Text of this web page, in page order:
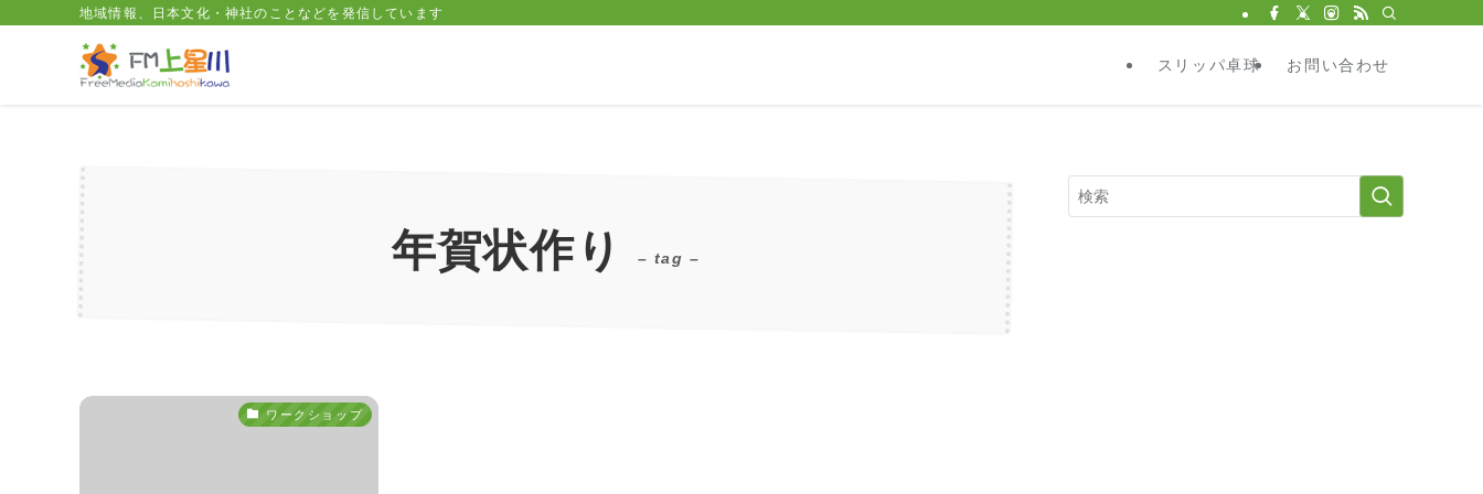
地域情報、日本文化・神社のことなどを発信しています
スリッパ卓球 お問い合わせ
年賀状作り – tag –
ワークショップ